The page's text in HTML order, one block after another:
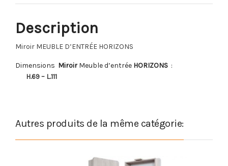
Description
Miroir MEUBLE D’ENTRÉE HORIZONS
Dimensions Miroir Meuble d’entrée HORIZONS :
H.69 – L.111
Autres produits de la même catégorie: